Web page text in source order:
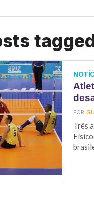
POR
Três